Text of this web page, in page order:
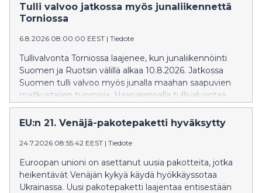
Tulli valvoo jatkossa myös junaliikennettä
Torniossa
6.8.2026 08:00:00 EEST | Tiedote
Tullivalvonta Torniossa laajenee, kun junaliikennöinti
Suomen ja Ruotsin välillä alkaa 10.8.2026. Jatkossa
Suomen tulli valvoo myös junalla maahan saapuvien
matkustajien tuomisia. Haaparannalla tullivalvontaa
tekee Ruotsin tulli.
EU:n 21. Venäjä-pakotepaketti hyväksytty
24.7.2026 08:55:42 EEST | Tiedote
Euroopan unioni on asettanut uusia pakotteita, jotka
heikentävät Venäjän kykyä käydä hyökkäyssotaa
Ukrainassa. Uusi pakotepaketti laajentaa entisestään